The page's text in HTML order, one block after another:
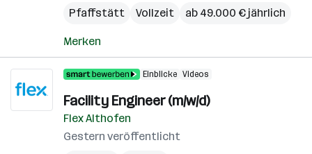
Pfaffstätt
Vollzeit ab 49.000 € jährlich
Merken
Einblicke Videos
Facility Engineer (m/w/d)
Flex Althofen
Gestern veröffentlicht